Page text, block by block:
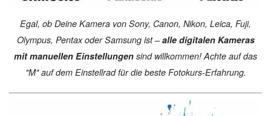
Egal, ob Deine Kamera von Sony, Canon, Nikon, Leica, Fuji,
Olympus, Pentax oder Samsung ist –alle digitalen Kameras
mit manuellen Einstellungen sind willkommen! Achte auf das
"M" auf dem Einstellrad für die beste Fotokurs-Erfahrung.